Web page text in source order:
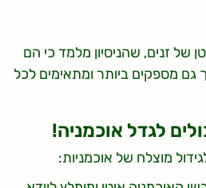
של זנים, שהניסיון מלמד כי הם
גם מספקים ביותר ומתאימים לכל
לגדל אוכמניה!
מוצלח של אוכמניות: